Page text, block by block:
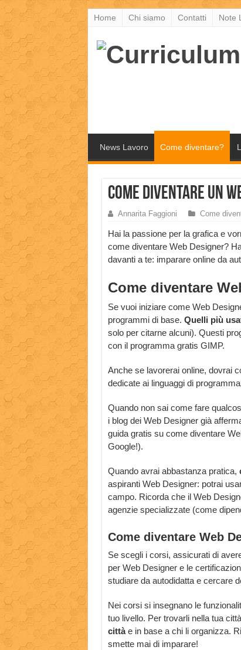
Home Chi siamo Contatti Note
News Lavoro Come diventare?
Come diventare un
Annarita Faggioni Come
Hai la passione per la grafica e
come diventare Web Designer?
davanti a te: imparare online da
Come diventare
Se vuoi iniziare come Web
programmi di base. Quelli più
solo per citarne alcuni). Questi
con il programma gratis GIMP.
Anche se lavorerai online, dovrai
dedicate ai linguaggi di
Quando non sai come fare
i blog dei Web Designer già
guida gratis su come diventare
Google!).
Quando avrai abbastanza pratica,
aspiranti Web Designer: potrai
campo. Ricorda che il Web
agenzie specializzate (come
Come diventare Web
Se scegli i corsi, assicurati di
per Web Designer e le
studiare da autodidatta e cercare
Nei corsi si insegnano le
tuo livello. Per trovarli nella tua
cittàe in base a chi li organizza.
smette mai di imparare!